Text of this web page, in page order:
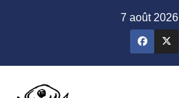
7 août 2026